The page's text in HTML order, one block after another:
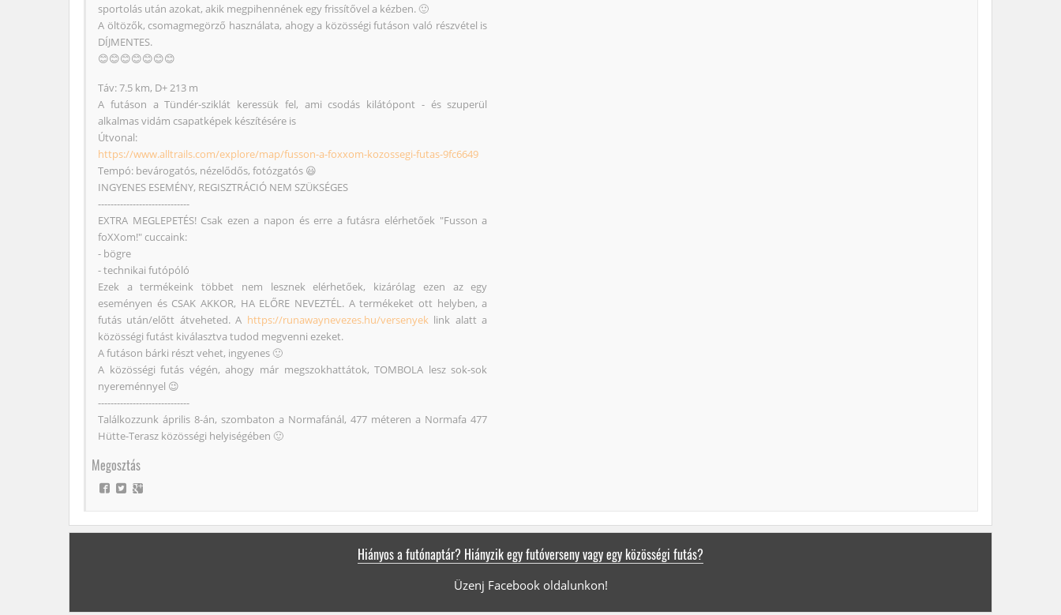
sportolás után azokat, akik megpihennének egy frissítővel a kézben. 🙂
A öltözők, csomagmegörző használata, ahogy a közösségi futáson való részvétel is
DÍJMENTES.
😊😊😊😊😊😊😊
Táv: 7.5 km, D+ 213 m
A futáson a Tündér-sziklát keressük fel, ami csodás kilátópont - és szuperül
alkalmas vidám csapatképek készítésére is
Útvonal:
https://www.alltrails.com/explore/map/fusson-a-foxxom-kozossegi-futas-9fc6649
Tempó: bevárogatós, nézelődős, fotózgatós 😃
INGYENES ESEMÉNY, REGISZTRÁCIÓ NEM SZÜKSÉGES
-----------------------------
EXTRA MEGLEPETÉS! Csak ezen a napon és erre a futásra elérhetőek "Fusson a
foXXom!" cuccaink:
- bögre
- technikai futópóló
Ezek a termékeink többet nem lesznek elérhetőek, kizárólag ezen az egy
eseményen és CSAK AKKOR, HA ELŐRE NEVEZTÉL. A termékeket ott helyben, a
futás után/előtt átveheted. A https://runawaynevezes.hu/versenyeklink alatt a
közösségi futást kiválasztva tudod megvenni ezeket.
A futáson bárki részt vehet, ingyenes 🙂
A közösségi futás végén, ahogy már megszokhattátok, TOMBOLA lesz sok-sok
nyereménnyel 😉
-----------------------------
Találkozzunk április 8-án, szombaton a Normafánál, 477 méteren a Normafa 477
Hütte-Terasz közösségi helyiségében 🙂
Megosztás
Hiányos a futónaptár? Hiányzik egy futóverseny vagy egy közösségi futás?
Üzenj Facebook oldalunkon!